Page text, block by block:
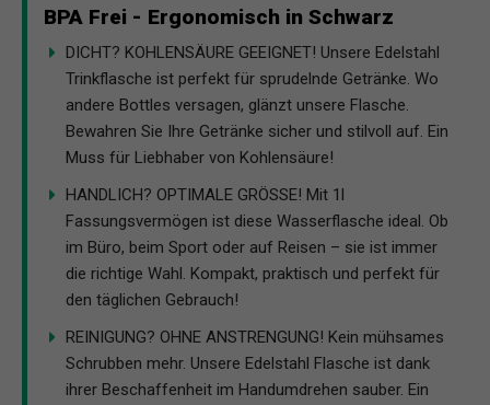
BPA Frei - Ergonomisch in Schwarz
DICHT? KOHLENSÄURE GEEIGNET! Unsere Edelstahl
Trinkflasche ist perfekt für sprudelnde Getränke. Wo
andere Bottles versagen, glänzt unsere Flasche.
Bewahren Sie Ihre Getränke sicher und stilvoll auf. Ein
Muss für Liebhaber von Kohlensäure!
HANDLICH? OPTIMALE GRÖSSE! Mit 1l
Fassungsvermögen ist diese Wasserflasche ideal. Ob
im Büro, beim Sport oder auf Reisen – sie ist immer
die richtige Wahl. Kompakt, praktisch und perfekt für
den täglichen Gebrauch!
REINIGUNG? OHNE ANSTRENGUNG! Kein mühsames
Schrubben mehr. Unsere Edelstahl Flasche ist dank
ihrer Beschaffenheit im Handumdrehen sauber. Ein